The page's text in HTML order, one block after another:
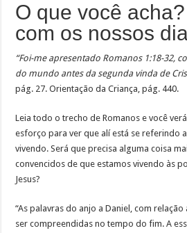
O que você
com os nossos
“Foi-me apresentado Romanos 1:18-32,
do mundo antes da segunda vinda de
pág. 27. Orientação da Criança, pág. 440.
Leia todo o trecho de Romanos e você
esforço para ver que alí está se referindo
vivendo. Será que precisa alguma coisa
convencidos de que estamos vivendo às
Jesus?
“As palavras do anjo a Daniel, com
ser compreendidas no tempo do fim. A